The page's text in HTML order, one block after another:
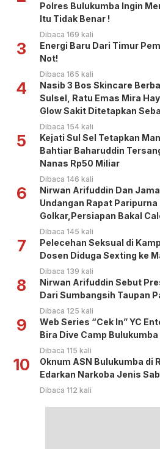
Polres Bulukumba Ingin
Itu Tidak Benar !
Dibaca 169 kali
3
Energi Baru Dari Timur
Not!
Dibaca 165 kali
4
Nasib 3 Bos Skincare
Sulsel, Ratu Emas Mira
Glow Sakit Ditetapkan
Dibaca 154 kali
5
Kejati Sul Sel Tetapkan
Bahtiar Baharuddin
Nanas Rp50 Miliar
Dibaca 146 kali
6
Nirwan Arifuddin Dan
Undangan Rapat Paripurna
Golkar,Persiapan Bakal
Dibaca 145 kali
7
Pelecehan Seksual di
Dosen Diduga Sexting
Dibaca 139 kali
8
Nirwan Arifuddin Sebut
Dari Sumbangsih Taupan
Dibaca 125 kali
9
Web Series “Cek In” YC
Bira Dive Camp Bulukumba
Dibaca 115 kali
10
Oknum ASN Bulukumba di
Edarkan Narkoba Jenis
Dibaca 112 kali